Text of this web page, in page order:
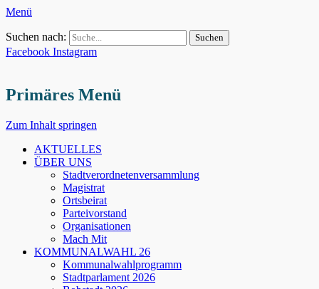
Menü
Suchen nach:
Facebook Instagram
Primäres Menü
Zum Inhalt springen
AKTUELLES
ÜBER UNS
Stadtverordnetenversammlung
Magistrat
Ortsbeirat
Parteivorstand
Organisationen
Mach Mit
KOMMUNALWAHL 26
Kommunalwahlprogramm
Stadtparlament 2026